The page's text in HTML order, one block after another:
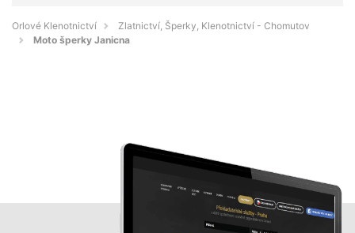
Orlové Klenotnictví
Zlatnictví, Šperky, Klenotnictví - Chomutov
Moto šperky Janicna